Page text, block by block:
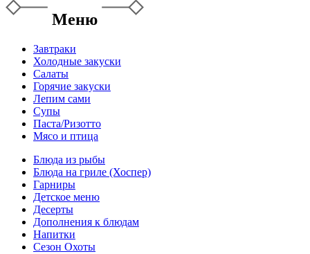
Меню
Завтраки
Холодные закуски
Салаты
Горячие закуски
Лепим сами
Супы
Паста/Ризотто
Мясо и птица
Блюда из рыбы
Блюда на гриле (Хоспер)
Гарниры
Детское меню
Десерты
Дополнения к блюдам
Напитки
Сезон Охоты